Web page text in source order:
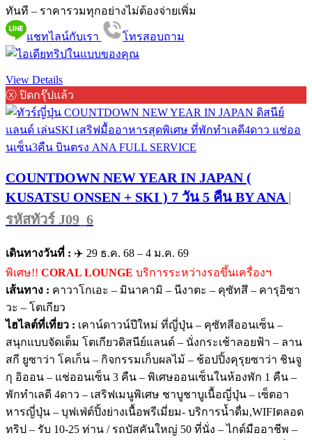
ทันที – ราคารวมทุกอย่างไม่ต้องจ่ายเพิ่ม
แชทไลน์กับเรา โทรสอบถาม
View Details
ⓧ ปิดกรุ๊ปแล้ว
COUNTDOWN NEW YEAR IN JAPAN (
KUSATSU ONSEN + SKI ) 7 วัน 5 คืน BY ANA |
รหัสทัวร์ J09_6
เดินทางวันที่ : ✈️ 29 ธ.ค. 68 – 4 ม.ค. 69
พิเศษ!! CORAL LOUNGE บริการระหว่างรอขึ้นเครื่องฯ
เส้นทาง : คาวาโกเอะ – มินาคามิ – นีงาตะ – คุซัทสึ – คารุอิซา
วะ – โตเกียว
ไฮไลต์ที่เที่ยว : เคาน์ดาวน์ปีใหม่ ที่ญี่ปุ่น – คุซัทสีออนเซ็น –
สนุกแบบจัดเต็ม โตเกียวดิสนีย์แลนด์ – นั่งกระเช้าลอยฟ้า – ลาน
สกี ยูซาว่า โคเก็น – กิจกรรมเก็บผลไม้ – ช้อปปิ้งคุรุยซาว่า ชินจู
กุ อิออน – แช่ออนเซ็น 3 คืน – พิเศษออนเซ็นในห้องพัก 1 คืน –
พักทำเลดี 4ดาว – เสริฟเมนูพิเศษ ชาบูชาบูเนื้อญี่ปุ่น – เซ็ตอา
หารญี่ปุ่น – บุฟเฟ่ต์ปิ้งย่างเนื้อพรีเมี่ยม- บริการน้ำดื่ม,WIFIตลอด
ทริป – รับ 10-25 ท่าน / รถบัสคันใหญ่ 50 ที่นั่ง – ไกด์มืออาชีพ –